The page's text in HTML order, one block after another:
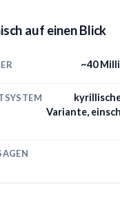
auf einen Blick
~40
Variante,